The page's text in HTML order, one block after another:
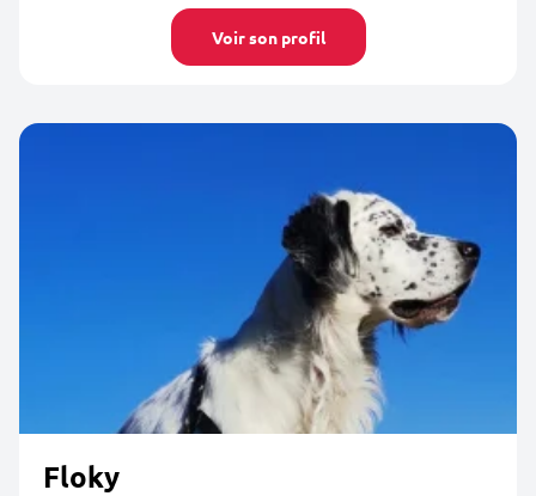
Voir son profil
Floky